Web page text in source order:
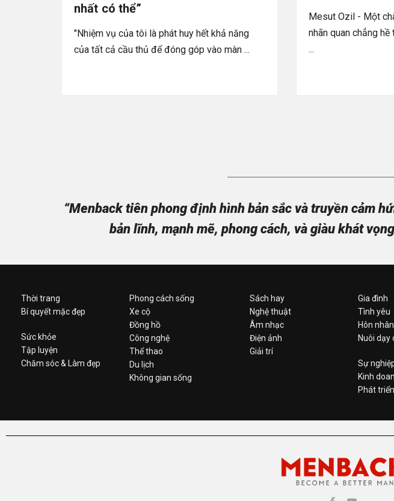
nhất có thể”
"Nhiệm vụ của tôi là phát huy hết khả năng
của tất cả cầu thủ để đóng góp vào màn ...
Mesut Ozil - Một
nhãn quan chẳng
...
“Menback tiên phong định hình bản sắc và truyền cảm
bản lĩnh, mạnh mẽ, phong cách, và giàu khát
Thời trang
Bí quyết mặc đẹp
Sức khỏe
Tập luyện
Chăm sóc & Làm đẹp
Phong cách sống
Xe cộ
Đồng hồ
Công nghệ
Thể thao
Du lịch
Không gian sống
Sách hay
Nghệ thuật
Âm nhạc
Điện ảnh
Giải trí
Gia đình
Tình yêu
Hôn nhân
Nuôi dạy
Sự
Kinh
Phát